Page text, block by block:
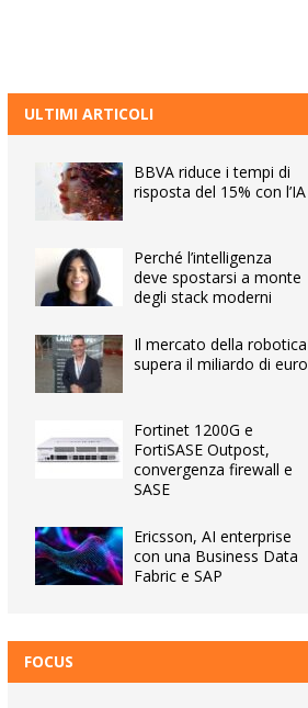
ULTIMI ARTICOLI
BBVA riduce i tempi di
risposta del 15% con l’IA
Perché l’intelligenza
deve spostarsi a monte
degli stack moderni
Il mercato della robotica
supera il miliardo di euro
Fortinet 1200G e
FortiSASE Outpost,
convergenza firewall e
SASE
Ericsson, AI enterprise
con una Business Data
Fabric e SAP
FOCUS